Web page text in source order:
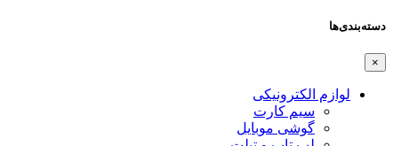
دسته‌بندی‌ها
×
لوازم الکترونیکی
سیم کارت
گوشی موبایل